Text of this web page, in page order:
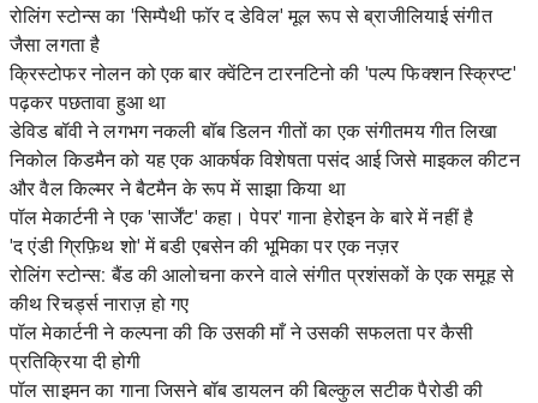
रोलिंग स्टोन्स का 'सिम्पैथी फॉर द डेविल' मूल रूप से ब्राजीलियाई संगीत
जैसा लगता है
क्रिस्टोफर नोलन को एक बार क्वेंटिन टारनटिनो की 'पल्प फिक्शन स्क्रिप्ट'
पढ़कर पछतावा हुआ था
डेविड बॉवी ने लगभग नकली बॉब डिलन गीतों का एक संगीतमय गीत लिखा
निकोल किडमैन को यह एक आकर्षक विशेषता पसंद आई जिसे माइकल कीटन
और वैल किल्मर ने बैटमैन के रूप में साझा किया था
पॉल मेकार्टनी ने एक 'सार्जेंट' कहा। पेपर' गाना हेरोइन के बारे में नहीं है
'द एंडी ग्रिफ़िथ शो' में बडी एबसेन की भूमिका पर एक नज़र
रोलिंग स्टोन्स: बैंड की आलोचना करने वाले संगीत प्रशंसकों के एक समूह से
कीथ रिचर्ड्स नाराज़ हो गए
पॉल मेकार्टनी ने कल्पना की कि उसकी माँ ने उसकी सफलता पर कैसी
प्रतिक्रिया दी होगी
पॉल साइमन का गाना जिसने बॉब डायलन की बिल्कुल सटीक पैरोडी की